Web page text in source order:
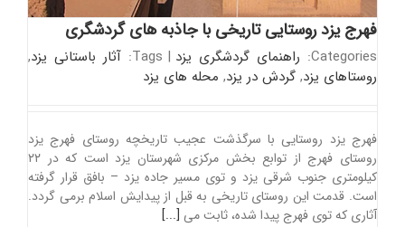
فهرج یزد روستایی تاریخی با جاذبه های گردشگری
Categories: راهنمای گردشگری یزد |
Tags: آثار باستانی یزد,
روستاهای یزد, گردش در یزد, محله های یزد
فهرج یزد روستایی با سرگذشت عجیب تاریخچه روستای فهرج یزد
روستای فهرج از توابع بخش مرکزی شهرستان یزد است که در ۲۲
کیلومتری جنوب شرقی یزد و توی مسیر جاده یزد – بافق قرار گرفته
است. قدمت این روستای تاریخی به قبل از پیدایش اسلام برمی گردد.
آثاری که توی فهرج پیدا شده، ثابت می [...]